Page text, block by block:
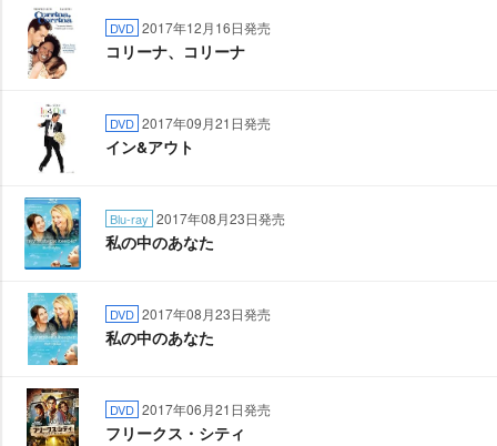
DVD 2017年12月16日発売
コリーナ、コリーナ
DVD 2017年09月21日発売
イン&アウト
Blu-ray 2017年08月23日発売
私の中のあなた
DVD 2017年08月23日発売
私の中のあなた
DVD 2017年06月21日発売
フリークス・シティ